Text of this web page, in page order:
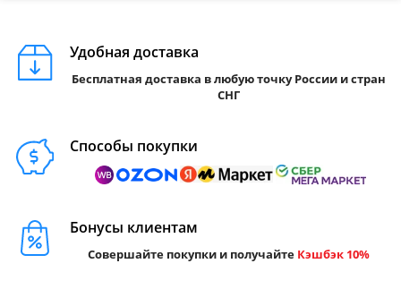
Удобная доставка
Бесплатная доставка в любую точку России и стран
СНГ
Способы покупки
Бонусы клиентам
Совершайте покупки и получайте Кэшбэк 10%